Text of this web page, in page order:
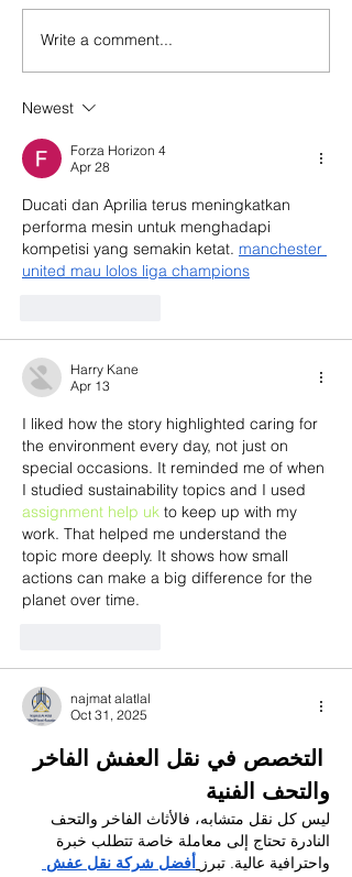
Write a comment...
Newest
Forza Horizon 4
Apr 28
Ducati dan Aprilia terus meningkatkan
performa mesin untuk menghadapi
kompetisi yang semakin ketat. manchester
united mau lolos liga champions
Harry Kane
Apr 13
I liked how the story highlighted caring for
the environment every day, not just on
special occasions. It reminded me of when
I studied sustainability topics and I used
assignment help uk to keep up with my
work. That helped me understand the
topic more deeply. It shows how small
actions can make a big difference for the
planet over time.
najmat alatlal
Oct 31, 2025
التخصص في نقل العفش الفاخر
والتحف الفنية
ليس كل نقل متشابه، فالأثاث الفاخر والتحف
النادرة تحتاج إلى معاملة خاصة تتطلب خبرة
واحترافية عالية. تبرز أفضل شركة نقل عفش